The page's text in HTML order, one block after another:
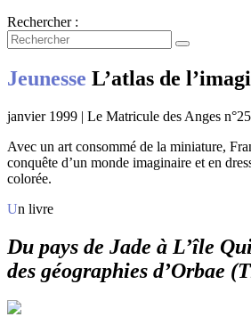
Rechercher :
Jeunesse L’atlas de
janvier 1999 | Le Matricule des Anges
Avec un art consommé de la miniature,
conquête d’un monde imaginaire et en
colorée.
Un livre
Du pays de Jade à L’île
des géographies d’Orbae